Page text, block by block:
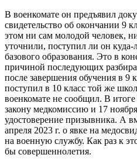
В военкомате он предъявил
свидетельство об окончании 9
этом ни сам молодой человек,
уточнили, поступил ли он куда-
базового образования. Это в
причиной последующих
после завершения обучения в 9
поступил в 10 класс той же
военкомате не сообщил. В
закону медкомиссию и 17
удостоверение призывника. А
апреля 2023 г. о явке на
на военную службу. Как раз к
бы совершеннолетия.